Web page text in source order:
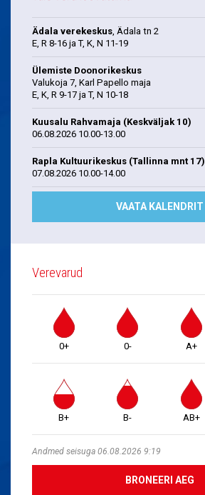
Ädala verekeskus , Ädala tn 2
E, R 8-16 ja T, K, N 11-19
Ülemiste Doonorikeskus
Valukoja 7, Karl Papello maja
E, K, R 9-17 ja T, N 10-18
Kuusalu Rahvamaja (Keskväljak 10)
06.08.2026 10.00-13.00
Rapla Kultuurikeskus (Tallinna mnt 17)
07.08.2026 10.00-14.00
VAATA KALENDRIT
Verevarud
0+ 0- A+
B+ B- AB+
Andmed seisuga 06.08.2026 9:19
BRONEERI AEG